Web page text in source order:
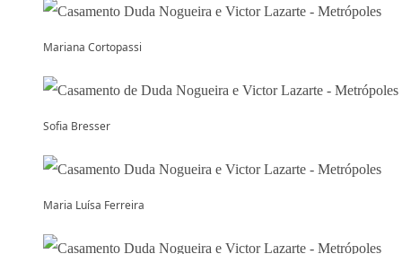
Mariana Cortopassi
Sofia Bresser
Maria Luísa Ferreira